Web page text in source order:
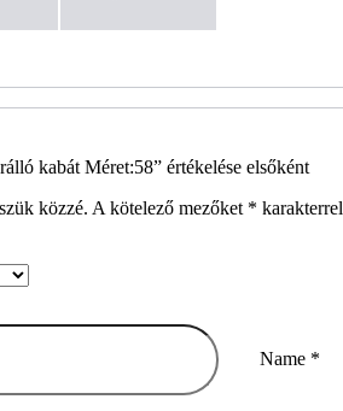
kabát Méret:58” értékelése elsőként
közzé. A kötelező mezőket *
Name *